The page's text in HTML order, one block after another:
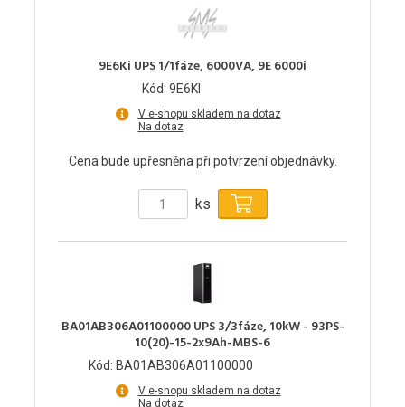
9E6Ki UPS 1/1fáze, 6000VA, 9E 6000i
Kód: 9E6KI
V e-shopu skladem na dotaz
Na dotaz
Cena bude upřesněna při potvrzení objednávky.
ks
BA01AB306A01100000 UPS 3/3fáze, 10kW - 93PS-
10(20)-15-2x9Ah-MBS-6
Kód: BA01AB306A01100000
V e-shopu skladem na dotaz
Na dotaz